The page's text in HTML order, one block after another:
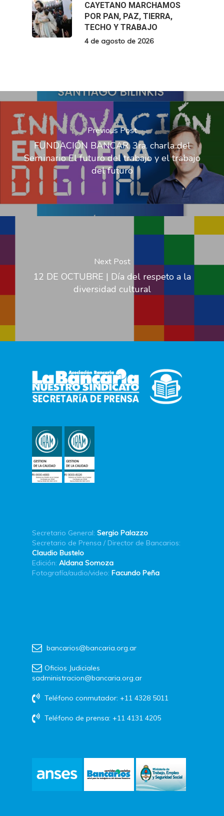
CAYETANO MARCHAMOS
POR PAN, PAZ, TIERRA,
TECHO Y TRABAJO
4 de agosto de 2026
Previous Post
FUNDACIÓN BANCAR. 3ra. charla del
Seminario El futuro del trabajo y el trabajo
del futuro
Next Post
12 DE OCTUBRE | Día del respeto a la
diversidad cultural
Secretario General: Sergio Palazzo
Secretario de Prensa / Director de Bancarios:
Claudio Bustelo
Edición: Aldana Somoza
Fotografía/audio/video: Facundo Peña
bancarios@bancaria.org.ar
Oficios Judiciales
sadministracion@bancaria.org.ar
Teléfono conmutador: +11 4328 5011
Teléfono de prensa: +11 4131 4205